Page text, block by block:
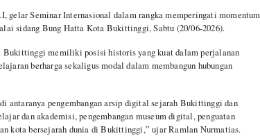
Seminar Internasional dalam rangka memperingati momentum
sidang Bung Hatta Kota Bukittinggi, Sabtu (20/06-2026).
memiliki posisi historis yang kuat dalam perjalanan
berharga sekaligus modal dalam membangun hubungan
antaranya pengembangan arsip digital sejarah Bukittinggi dan
dan akademisi, pengembangan museum digital, penguatan
kota bersejarah dunia di Bukittinggi,” ujar Ramlan Nurmatias.